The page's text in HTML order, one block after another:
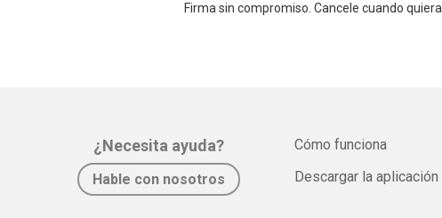
Firma sin compromiso. Cancele cuando quiera.
¿Necesita ayuda?
Hable con nosotros
Cómo funciona
Descargar la aplicación